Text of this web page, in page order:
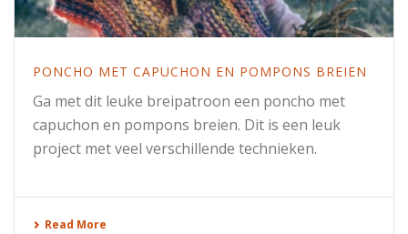
PONCHO MET CAPUCHON EN POMPONS BREIEN
Ga met dit leuke breipatroon een poncho met
capuchon en pompons breien. Dit is een leuk
project met veel verschillende technieken.
Read More